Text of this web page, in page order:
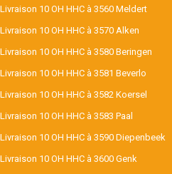
Livraison 10 OH HHC à 3560 Meldert
Livraison 10 OH HHC à 3570 Alken
Livraison 10 OH HHC à 3580 Beringen
Livraison 10 OH HHC à 3581 Beverlo
Livraison 10 OH HHC à 3582 Koersel
Livraison 10 OH HHC à 3583 Paal
Livraison 10 OH HHC à 3590 Diepenbeek
Livraison 10 OH HHC à 3600 Genk